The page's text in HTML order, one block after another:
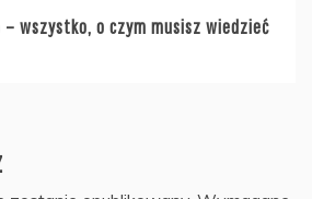
– wszystko, o czym musisz wiedzieć